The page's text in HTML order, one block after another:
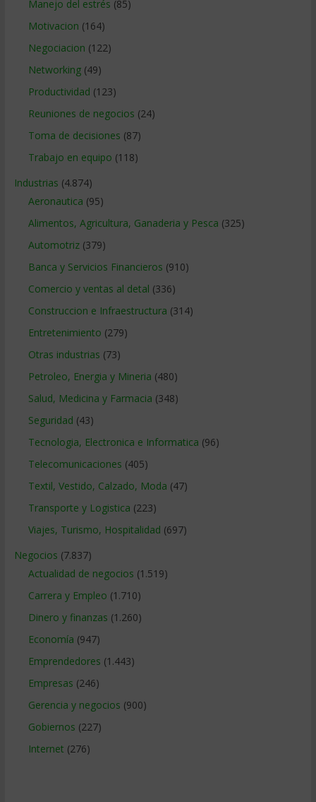
Manejo del estrés (85)
Motivacion (164)
Negociacion (122)
Networking(49)
Productividad (123)
Reuniones de negocios (24)
Toma de decisiones (87)
Trabajo en equipo (118)
Industrias (4.874)
Aeronautica (95)
Alimentos, Agricultura, Ganaderia y Pesca (325)
Automotriz(379)
Banca y Servicios Financieros (910)
Comercio y ventas al detal (336)
Construccion e Infraestructura (314)
Entretenimiento (279)
Otras industrias (73)
Petroleo, Energia y Mineria (480)
Salud, Medicina y Farmacia (348)
Seguridad (43)
Tecnologia, Electronica e Informatica (96)
Telecomunicaciones (405)
Textil, Vestido, Calzado, Moda (47)
Transporte y Logistica (223)
Viajes, Turismo, Hospitalidad (697)
Negocios (7.837)
Actualidad de negocios (1.519)
Carrera y Empleo (1.710)
Dinero y finanzas (1.260)
Economía (947)
Emprendedores (1.443)
Empresas (246)
Gerencia y negocios (900)
Gobiernos (227)
Internet (276)